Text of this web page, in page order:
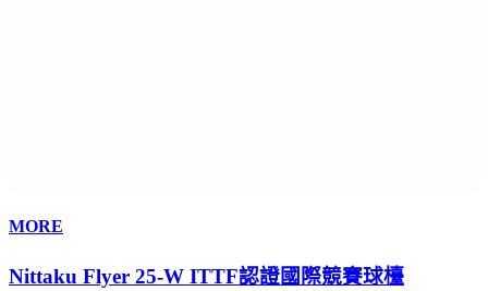
MORE
Nittaku Flyer 25-W ITTF認證國際競賽球檯